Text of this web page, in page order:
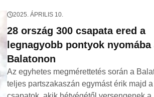
2025. ÁPRILIS 10.
28 ország 300 csapata ered a
legnagyobb pontyok nyomába
Balatonon
Az egyhetes megmérettetés során a
teljes partszakaszán egymást érik majd